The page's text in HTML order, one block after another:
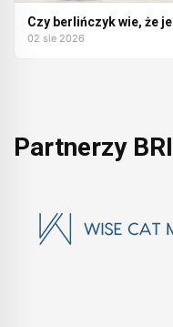
Czy berlińczyk wie, że
02 sie 2026
Partnerzy